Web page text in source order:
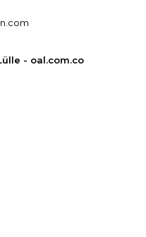
- oal.com.co